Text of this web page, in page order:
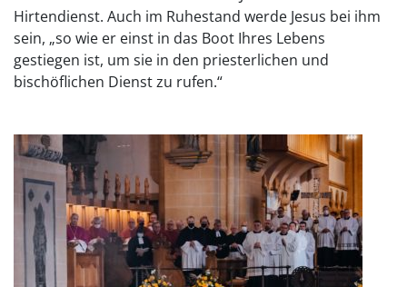
Hirtendienst. Auch im Ruhestand werde Jesus bei ihm
sein, „so wie er einst in das Boot Ihres Lebens
gestiegen ist, um sie in den priesterlichen und
bischöflichen Dienst zu rufen.“